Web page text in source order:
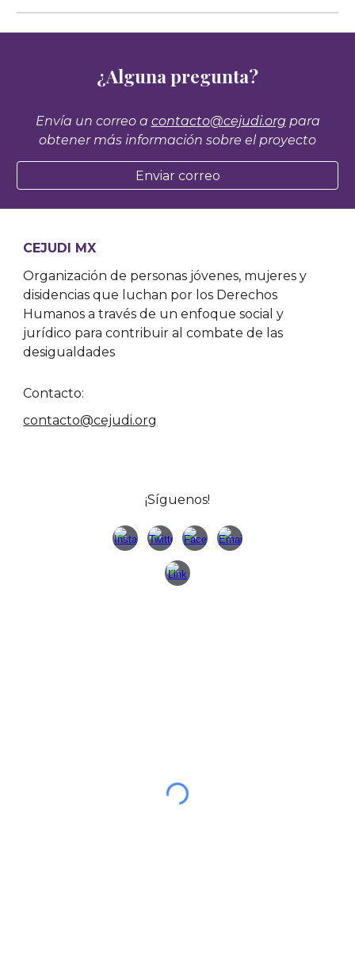
¿Alguna pregunta?
Envía un correo a contacto@cejudi.orgpara
obtener más información sobre el proyecto
Enviar correo
CEJUDI MX
Organización de personas jóvenes, mujeres y
disidencias que luchan por los Derechos
Humanos a través de un enfoque social y
jurídico para contribuir al combate de las
desigualdades
Contacto:
contacto@cejudi.org
¡Síguenos!